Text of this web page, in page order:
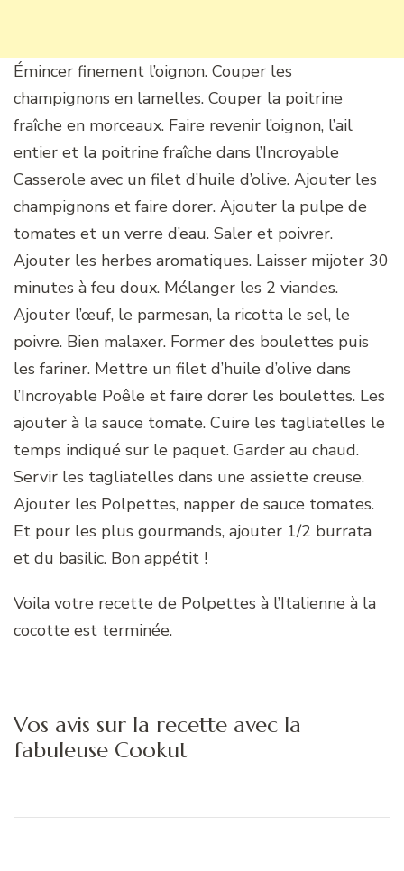
Émincer finement l’oignon. Couper les
champignons en lamelles. Couper la poitrine
fraîche en morceaux. Faire revenir l’oignon, l’ail
entier et la poitrine fraîche dans l’Incroyable
Casserole avec un filet d’huile d’olive. Ajouter les
champignons et faire dorer. Ajouter la pulpe de
tomates et un verre d’eau. Saler et poivrer.
Ajouter les herbes aromatiques. Laisser mijoter 30
minutes à feu doux. Mélanger les 2 viandes.
Ajouter l’œuf, le parmesan, la ricotta le sel, le
poivre. Bien malaxer. Former des boulettes puis
les fariner. Mettre un filet d’huile d’olive dans
l’Incroyable Poêle et faire dorer les boulettes. Les
ajouter à la sauce tomate. Cuire les tagliatelles le
temps indiqué sur le paquet. Garder au chaud.
Servir les tagliatelles dans une assiette creuse.
Ajouter les Polpettes, napper de sauce tomates.
Et pour les plus gourmands, ajouter 1/2 burrata
et du basilic. Bon appétit !
Voila votre recette de Polpettes à l’Italienne à la
cocotte est terminée.
Vos avis sur la recette avec la
fabuleuse Cookut